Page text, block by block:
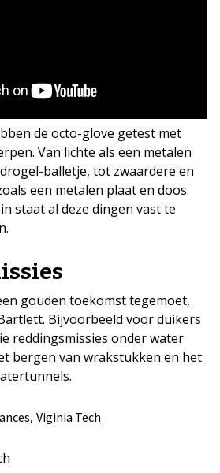
de octo-glove getest met
Van lichte als een metalen
balletje, tot zwaardere en
een metalen plaat en doos.
staat al deze dingen vast te
gouden toekomst tegemoet,
Bijvoorbeeld voor duikers
reddingsmissies onder water
bergen van wrakstukken en het
, Viginia Tech